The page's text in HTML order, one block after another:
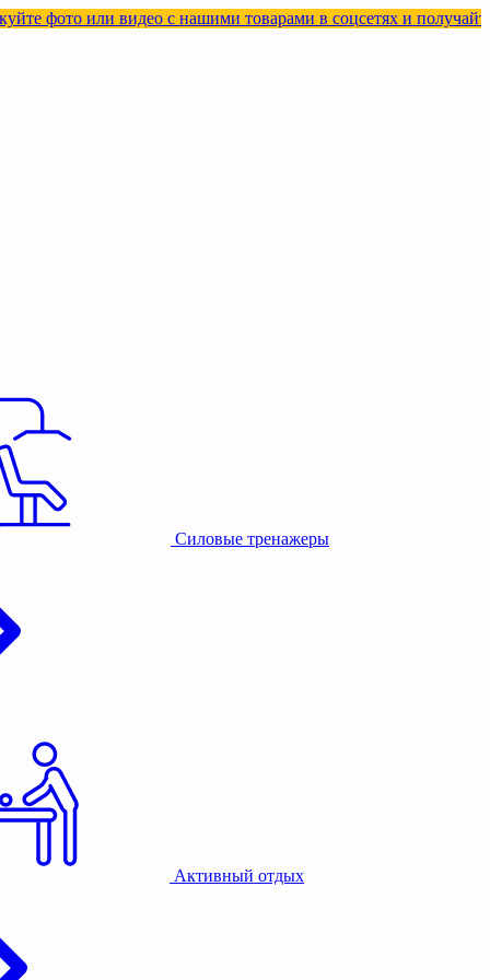
видео с нашими товарами в соцсетях и получайте кэшбэк!
Силовые тренажеры
Активный отдых